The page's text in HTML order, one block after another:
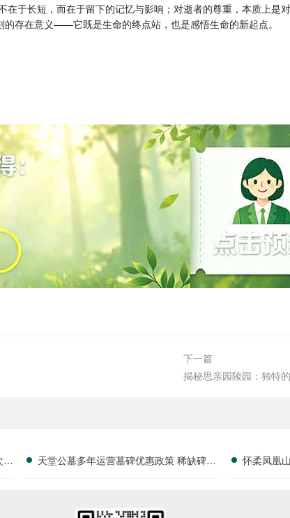
于长短，而在于留下的记忆与影响；对逝者的尊重，本质上是
存在意义——它既是生命的终点站，也是感悟生命的新起点。
下一篇
揭秘思亲园陵园：独特
性
天堂公墓多年运营墓碑优惠政策 稀缺碑位
怀柔凤凰